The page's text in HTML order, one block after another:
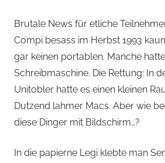
Brutale News für etliche
Compi besass im Herbst 1993
gar keinen portablen. Manche
Schreibmaschine. Die Rettung: In
Unitobler hatte es einen kleinen
Dutzend lahmer Macs. Aber wie
diese Dinger mit Bildschirm…?
In die papierne Legi klebte man